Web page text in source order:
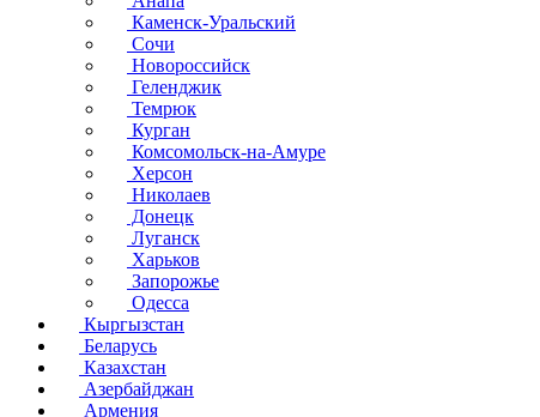
Каменск-Уральский
Сочи
Новороссийск
Геленджик
Темрюк
Курган
Комсомольск-на-Амуре
Херсон
Николаев
Донецк
Луганск
Харьков
Запорожье
Одесса
Кыргызстан
Беларусь
Казахстан
Азербайджан
Армения